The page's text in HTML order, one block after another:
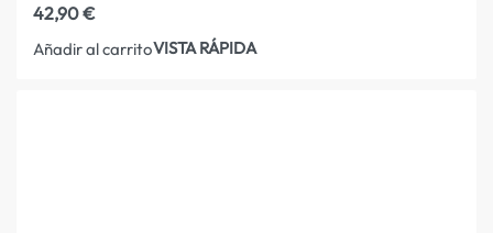
42,90€
Añadir al carritoVISTA RÁPIDA